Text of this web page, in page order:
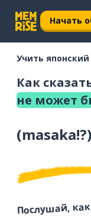
Начать
Учить японский
Как
не может
(masaka!?)
Послушай,